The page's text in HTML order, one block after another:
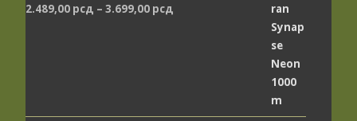
2.489,00 рсд – 3.699,00 рсд